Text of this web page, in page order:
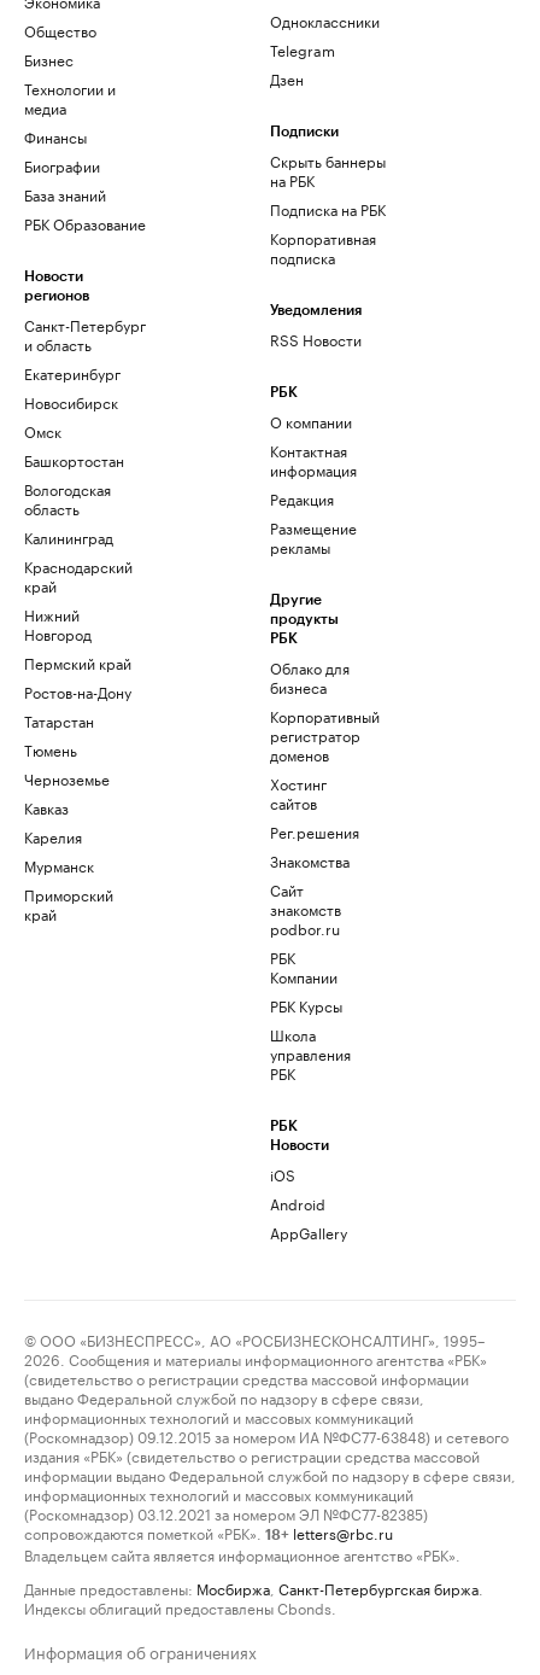
Общество
Бизнес
Технологии и
медиа
Финансы
Биографии
База знаний
РБК Образование
Новости
регионов
Санкт-Петербург
и область
Екатеринбург
Новосибирск
Омск
Башкортостан
Вологодская
область
Калининград
Краснодарский
край
Нижний
Новгород
Пермский край
Ростов-на-Дону
Татарстан
Тюмень
Черноземье
Кавказ
Карелия
Мурманск
Приморский
край
Одноклассники
Telegram
Дзен
Подписки
Скрыть баннеры
на РБК
Подписка на РБК
Корпоративная
подписка
Уведомления
RSS Новости
РБК
О компании
Контактная
информация
Редакция
Размещение
рекламы
Другие
продукты
РБК
Облако для
бизнеса
Корпоративный
регистратор
доменов
Хостинг
сайтов
Рег.решения
Знакомства
Сайт
знакомств
podbor.ru
РБК
Компании
РБК Курсы
Школа
управления
РБК
РБК
Новости
iOS
Android
AppGallery
© ООО «БИЗНЕСПРЕСС», АО «РОСБИЗНЕСКОНСАЛТИНГ», 1995–
2026. Сообщения и материалы информационного агентства «РБК»
(свидетельство о регистрации средства массовой информации
выдано Федеральной службой по надзору в сфере связи,
информационных технологий и массовых коммуникаций
(Роскомнадзор) 09.12.2015 за номером ИА №ФС77-63848) и сетевого
издания «РБК» (свидетельство о регистрации средства массовой
информации выдано Федеральной службой по надзору в сфере связи,
информационных технологий и массовых коммуникаций
(Роскомнадзор) 03.12.2021 за номером ЭЛ №ФС77-82385)
сопровождаются пометкой «РБК».
18+ letters@rbc.ru
Владельцем сайта является информационное агентство «РБК».
Данные предоставлены: Мосбиржа Санкт-Петербургская биржа
Индексы облигаций предоставлены Cbonds.
Информация об ограничениях